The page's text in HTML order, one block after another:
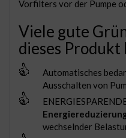
Vorfilters vor der Pumpe
Viele gute
dieses
Automatisches
Ausschalten von
wechselnder